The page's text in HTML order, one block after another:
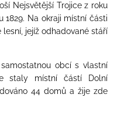
Nejsvětější Trojice z roku
1829. Na okraji místní části
jejíž odhadované stáří
obcí s vlastní
staly místní částí Dolní
44 domů a žije zde